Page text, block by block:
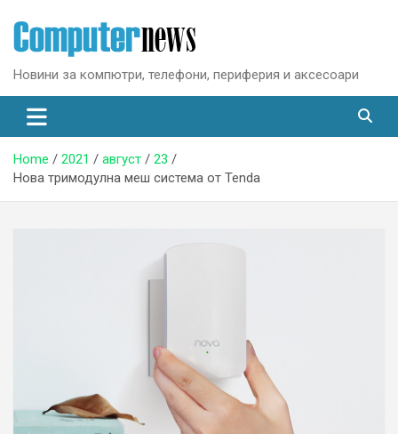
content
Новини за компютри, телефони, периферия и аксесоари
Home 2021 август
23
Нова тримодулна меш система от Tenda